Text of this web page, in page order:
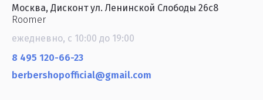
Москва, Дисконт ул. Ленинской Слободы 26с8
Roomer
ежедневно, с 10:00 до 19:00
8 495 120-66-23
berbershopofficial@gmail.com